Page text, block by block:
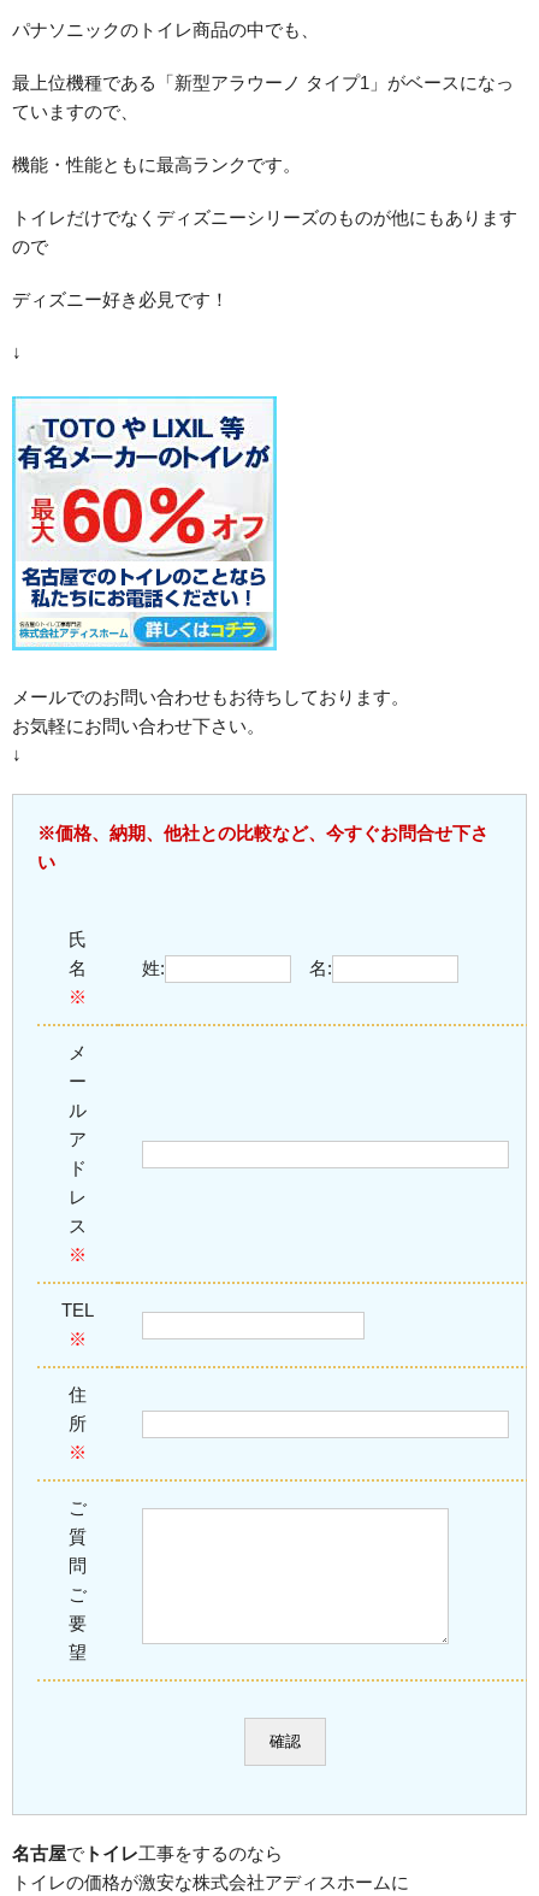
パナソニックのトイレ商品の中でも、
最上位機種である「新型アラウーノ タイプ1」がベースになっ
ていますので、
機能・性能ともに最高ランクです。
トイレだけでなくディズニーシリーズのものが他にもあります
ので
ディズニー好き必見です！
↓
メールでのお問い合わせもお待ちしております。
お気軽にお問い合わせ下さい。
↓
※価格、納期、他社との比較など、今すぐお問合せ下さ
い
氏
名
※
姓: 名:
メ
ー
ル
ア
ド
レ
ス
※
TEL
※
住
所
※
ご
質
問
ご
要
望
名古屋で トイレ工事をするのなら
トイレの価格が激安な株式会社アディスホームに